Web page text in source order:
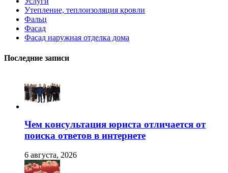
Утепление, теплоизоляция кровли
Фальц
Фасад
Фасад наружная отделка дома
Последние записи
Чем консультация юриста отличается от
поиска ответов в интернете
6 августа, 2026